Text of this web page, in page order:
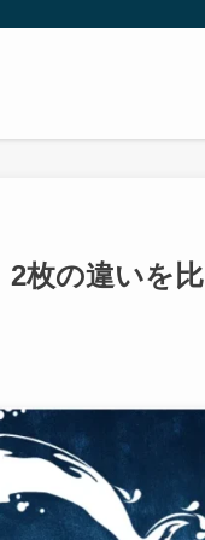
枚の違いを比